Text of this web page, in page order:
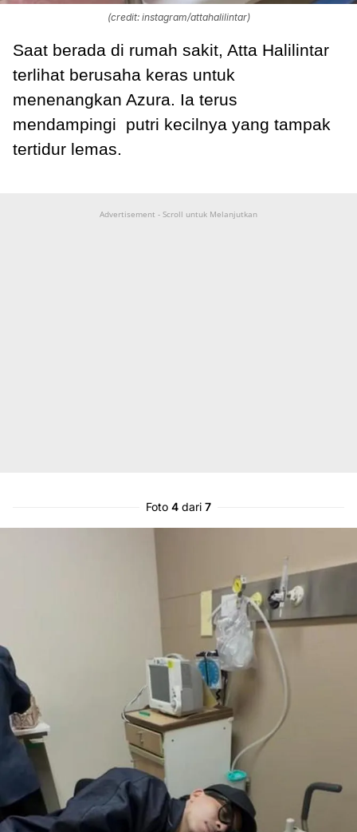
(credit: instagram/attahalilintar)
Saat berada di rumah sakit, Atta Halilintar
terlihat berusaha keras untuk
menenangkan Azura. Ia terus
mendampingi putri kecilnya yang tampak
tertidur lemas.
Advertisement - Scroll untuk Melanjutkan
Foto 4 dari 7